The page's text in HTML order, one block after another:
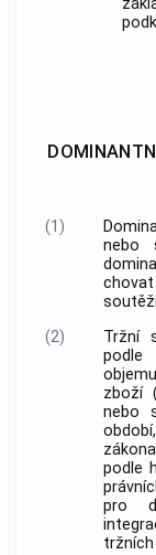
(1)
nebo
(2)
Tržní
podle
zboží
nebo
podle
pro
tržních